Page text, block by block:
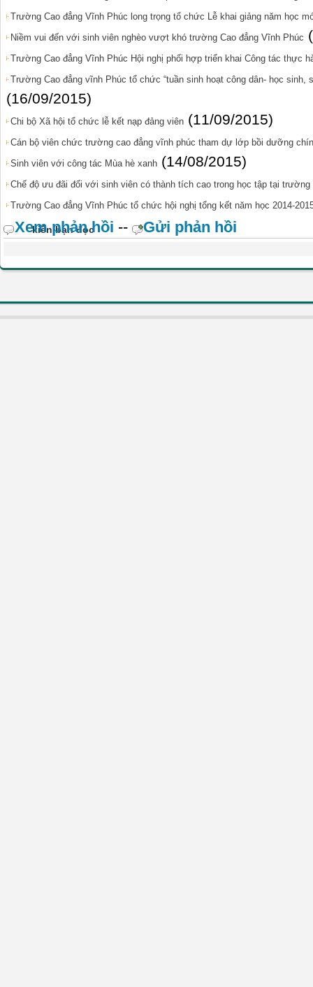
Trường Cao đẳng Vĩnh Phúc long trọng tổ chức Lễ khai giảng năm học
Niềm vui đến với sinh viên nghèo vượt khó trường Cao đẳng Vĩnh Phúc
Trường Cao đẳng Vĩnh Phúc Hội nghị phối hợp triển khai Công tác thực
Trường Cao đẳng vĩnh Phúc tổ chức “tuần sinh hoạt công dân- học sinh,
(16/09/2015)
Chi bộ Xã hội tổ chức lễ kết nạp đảng viên (11/09/2015)
Cán bộ viên chức trường cao đẳng vĩnh phúc tham dự lớp bồi dưỡng
Sinh viên với công tác Mùa hè xanh (14/08/2015)
Chế độ ưu đãi đối với sinh viên có thành tích cao trong học tập tại trường
Trường Cao đẳng Vĩnh Phúc tổ chức hội nghị tổng kết năm học 2014-
kiến bạn đọc
Xem phản hồi -- Gửi phản hồi